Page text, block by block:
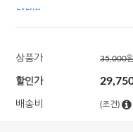
상품가 35,000
할인가
배송비 (조건)